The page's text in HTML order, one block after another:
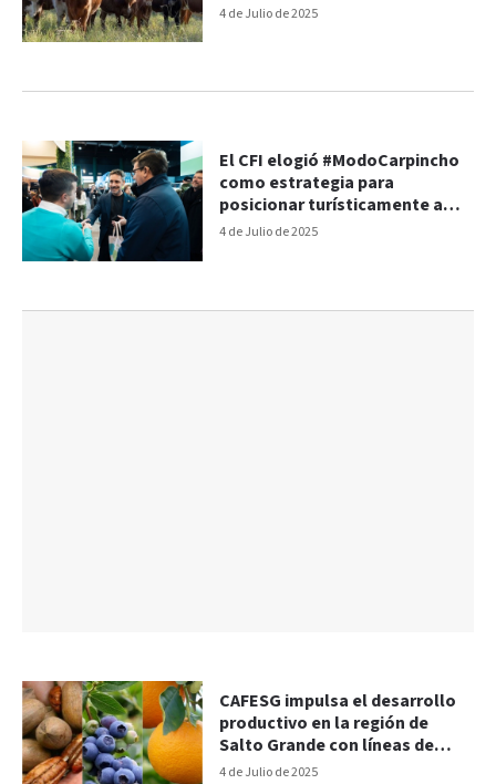
4 de Julio de 2025
4 de Julio de 2025
El CFI elogió #ModoCarpincho
como estrategia para
posicionar turísticamente a
Entre Ríos
4 de Julio de 2025
CAFESG impulsa el desarrollo
productivo en la región de
Salto Grande con líneas de
crédito del CFI